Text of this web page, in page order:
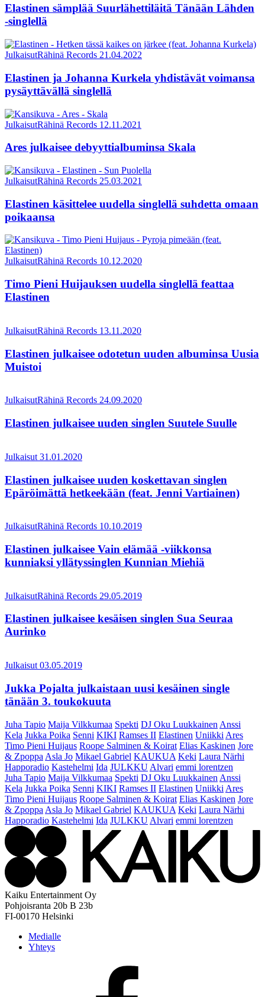
Elastinen sämplää Suurlähettiläitä Tänään Lähden
-singlellä
JulkaisutRähinä Records 21.04.2022
Elastinen ja Johanna Kurkela yhdistävät voimansa
pysäyttävällä singlellä
JulkaisutRähinä Records 12.11.2021
Ares julkaisee debyyttialbuminsa Skala
JulkaisutRähinä Records 25.03.2021
Elastinen käsittelee uudella singlellä suhdetta omaan
poikaansa
JulkaisutRähinä Records 10.12.2020
Timo Pieni Huijauksen uudella singlellä feattaa
Elastinen
JulkaisutRähinä Records 13.11.2020
Elastinen julkaisee odotetun uuden albuminsa Uusia
Muistoi
JulkaisutRähinä Records 24.09.2020
Elastinen julkaisee uuden singlen Suutele Suulle
Julkaisut 31.01.2020
Elastinen julkaisee uuden koskettavan singlen
Epäröimättä hetkeekään (feat. Jenni Vartiainen)
JulkaisutRähinä Records 10.10.2019
Elastinen julkaisee Vain elämää -viikkonsa
kunniaksi yllätyssinglen Kunnian Miehiä
JulkaisutRähinä Records 29.05.2019
Elastinen julkaisee kesäisen singlen Sua Seuraa
Aurinko
Julkaisut 03.05.2019
Jukka Pojalta julkaistaan uusi kesäinen single
tänään 3. toukokuuta
Juha Tapio Maija Vilkkumaa Spekti DJ Oku Luukkainen Anssi
Kela Jukka Poika Senni KIKI Ramses II Elastinen Uniikki Ares
Timo Pieni Huijaus Roope Salminen & Koirat Elias Kaskinen Jore
& Zpoppa Asla Jo Mikael Gabriel KAUKUA Keki Laura Närhi
Happoradio Kastehelmi Ida JULKKU Alvari emmi lorentzen
Juha Tapio Maija Vilkkumaa Spekti DJ Oku Luukkainen Anssi
Kela Jukka Poika Senni KIKI Ramses II Elastinen Uniikki Ares
Timo Pieni Huijaus Roope Salminen & Koirat Elias Kaskinen Jore
& Zpoppa Asla Jo Mikael Gabriel KAUKUA Keki Laura Närhi
Happoradio Kastehelmi Ida JULKKU Alvari emmi lorentzen
Kaiku Entertainment Oy
Pohjoisranta 20b B 23b
FI-00170 Helsinki
Medialle
Yhteys